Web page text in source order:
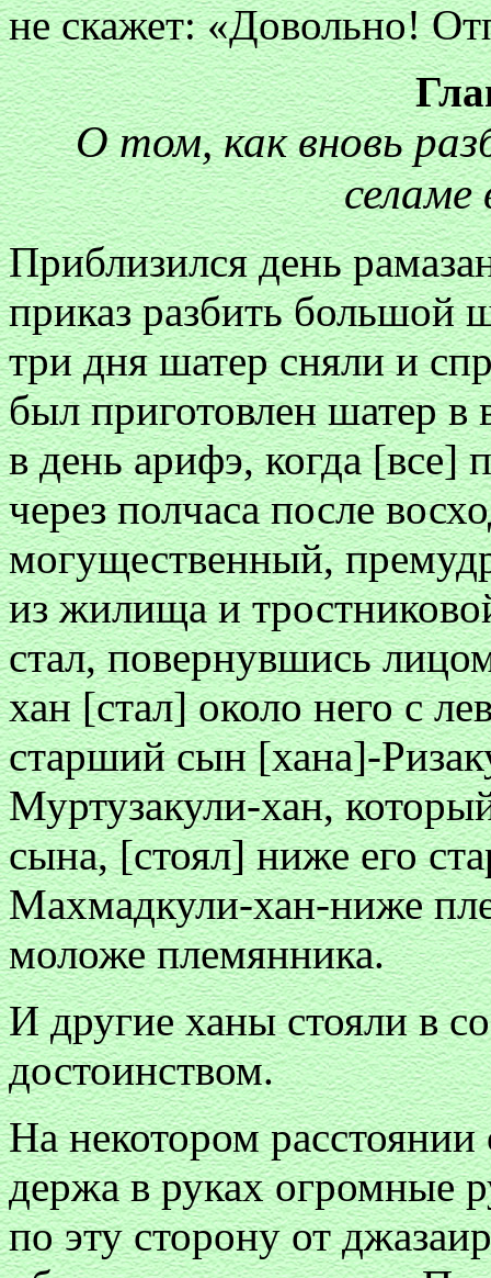
не скажет: «Довольно!
О том, как вновь
селаме
Приблизился день
приказ разбить большой
три дня шатер сняли и
был приготовлен шатер
в день арифэ, когда
через полчаса после
могущественный,
из жилища и
стал, повернувшись
хан [стал] около него с
старший сын [хана]-
Муртузакули-хан,
сына, [стоял] ниже его
Махмадкули-хан-ниже
моложе племянника.
И другие ханы стояли в
достоинством.
На некотором
держа в руках огромные
по эту сторону от